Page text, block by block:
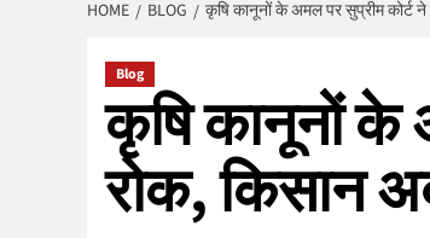
HOME BLOG कृषि कानूनों के अमल पर सुप्रीम कोर्ट ने
Blog
कृषि कानूनों के
रोक, किसान